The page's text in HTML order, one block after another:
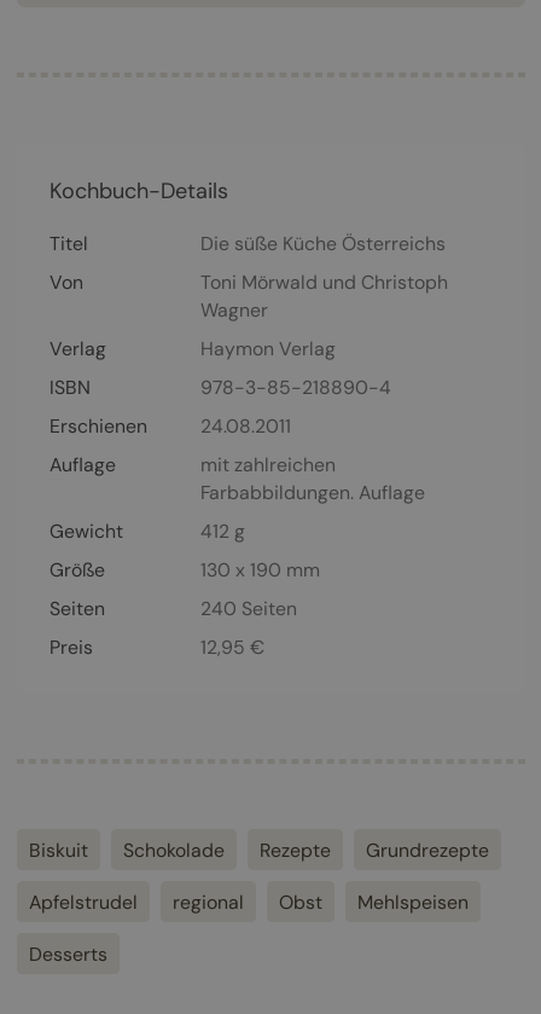
Kochbuch-Details
Titel
Die süße Küche Österreichs
Von
Toni Mörwald und Christoph
Wagner
Verlag
Haymon Verlag
ISBN
978-3-85-218890-4
Erschienen
24.08.2011
Auflage
mit zahlreichen
Farbabbildungen. Auflage
Gewicht
412 g
Größe
130 x 190 mm
Seiten
240 Seiten
Preis
12,95 €
Biskuit Schokolade Rezepte Grundrezepte
Apfelstrudel regional Obst Mehlspeisen
Desserts